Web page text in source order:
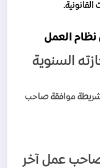
القانونية.
نظام العمل
السنوية
موافقة صاحب
عمل آخر